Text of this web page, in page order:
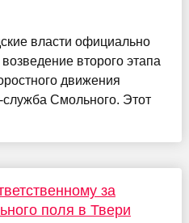
власти официально
второго этапа
движения
Смольного. Этот
за
поля в Твери